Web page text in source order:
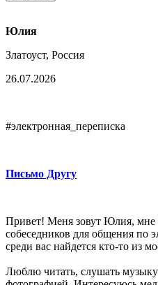
Юлия
Златоуст, Россия
26.07.2026
#электронная_переписка
Письмо Другу
Привет! Меня зовут Юлия,
собеседников для общения по
среди вас найдется кто-то из
Люблю читать, слушать